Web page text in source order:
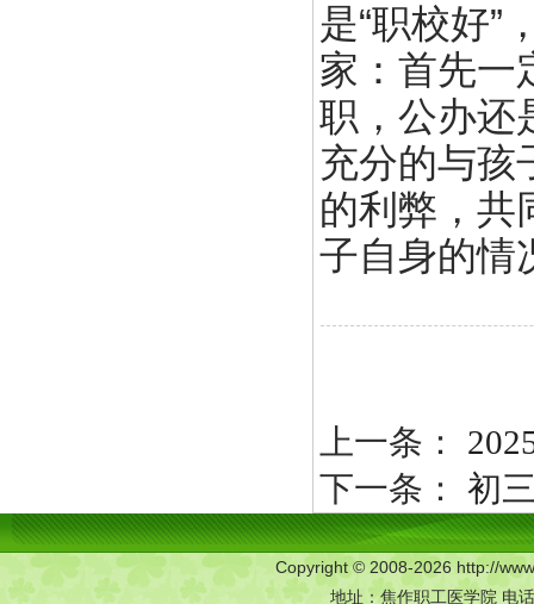
是“职校好”
家：首先一
职，公办还
充分的与孩
的利弊，共
子自身的情
上一条：
下一条：初
Copyright © 2008-2026 http://
地址：焦作职工医学院 电